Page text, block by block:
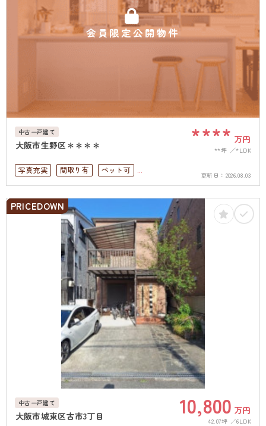
会員限定公開物件
中古一戸建て
大阪市生野区＊＊＊＊ **** 万円
**坪 *LDK
写真充実 間取り有
ペット可
駐車場１台無料
上下水道完備
更新日： 2026.08.03
PRICEDOWN
中古一戸建て
大阪市城東区古市3丁目 10,800 万円
42.07坪 6LDK